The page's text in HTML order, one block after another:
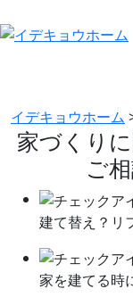
イデキョウホーム
家づくりに
ご
建て替え？リ
家を建てる時